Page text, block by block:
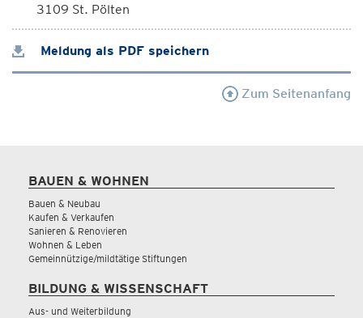
3109 St. Pölten
Meldung als PDF speichern
Zum Seitenanfang
BAUEN & WOHNEN
Bauen & Neubau
Kaufen & Verkaufen
Sanieren & Renovieren
Wohnen & Leben
Gemeinnützige/mildtätige Stiftungen
BILDUNG & WISSENSCHAFT
Aus- und Weiterbildung